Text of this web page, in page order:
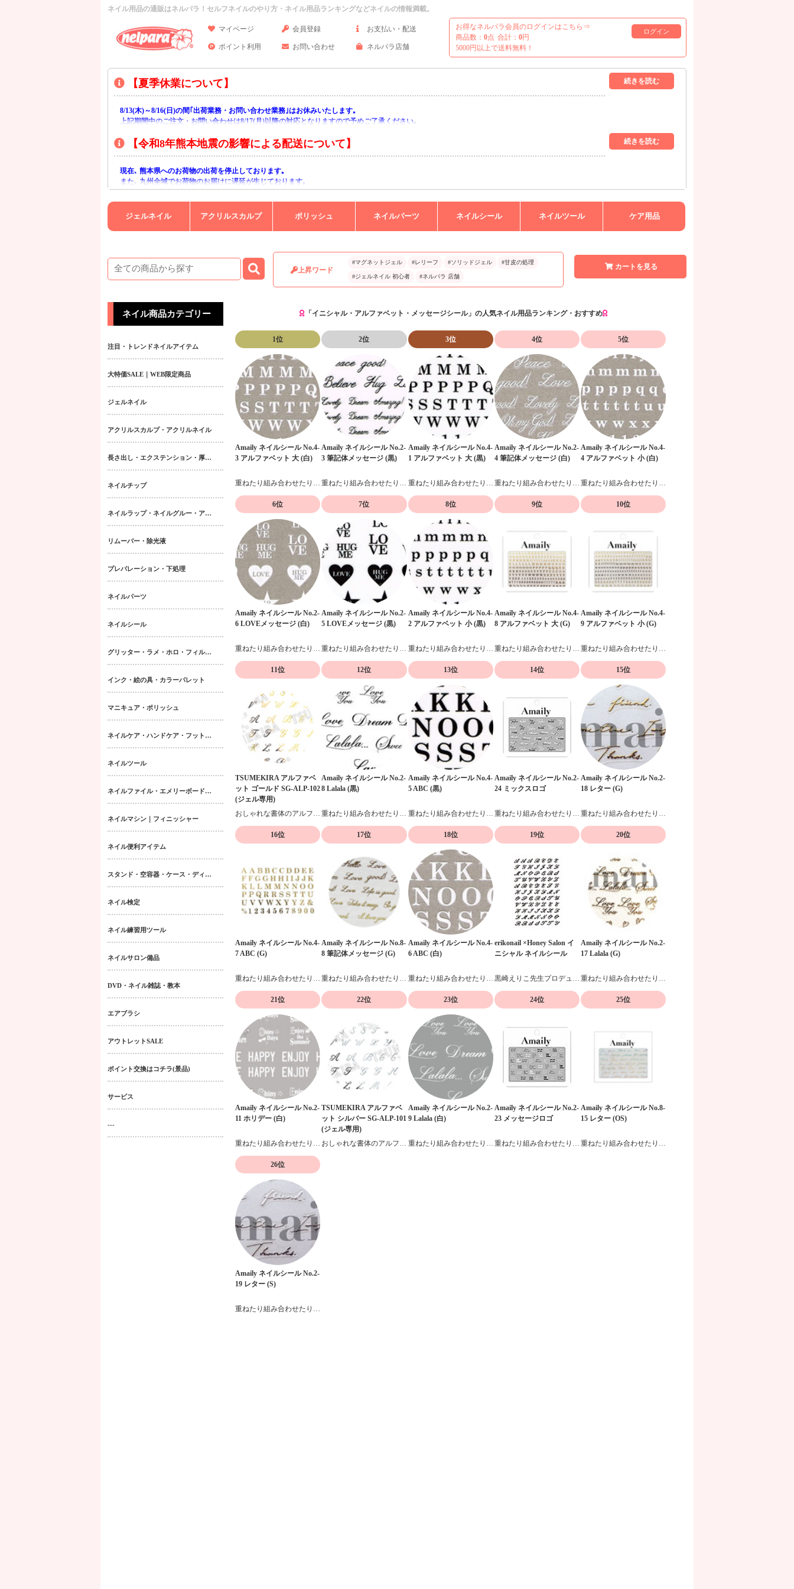
ネイル用品の通販はネルパラ！セルフネイルのやり方・ネイル用品ランキングなどネイルの情報満載。
マイページ 会員登録 お支払い・配送
ポイント利用 お問い合わせ ネルパラ店舗
お得なネルパラ会員のログインはこちら⇒
ログイン
商品数： 0点 合計： 0円
5000円以上で送料無料！
【夏季休業について】
8/13(木)～8/16(日)の間｢出荷業務・お問い合わせ業務｣はお休みいたします｡
上記期間中のご注文・お問い合わせは8/17(月)以降の対応となりますので予めご了承ください｡
【令和8年熊本地震の影響による配送について】
現在､ 熊本県へのお荷物の出荷を停止しております｡
また､ 九州全域でお荷物のお届けに遅延が生じております｡
ご不便をおかけいたしますが､ 何卒ご理解賜りますようお願い申し上げます｡
ジェルネイル アクリルスカルプ ポリッシュ ネイルパーツ ネイルシール ネイルツール ケア用品
上昇ワード
#マグネットジェル #レリーフ #ソリッドジェル #甘皮の処理
#ジェルネイル 初心者 #ネルパラ 店舗
カートを見る
ネイル商品カテゴリー
注目・トレンドネイルアイテム
大特価SALE｜WEB限定商品
ジェルネイル
アクリルスカルプ・アクリルネイル
長さ出し・エクステンション・厚み出しアイテム
ネイルチップ
ネイルラップ・ネイルグルー・アクティベーター・フィラー
リムーバー・除光液
プレパレーション・下処理
ネイルパーツ
ネイルシール
グリッター・ラメ・ホロ・フィルム・パウダー｜ネイルパーツ
インク・絵の具・カラーパレット
マニキュア・ポリッシュ
ネイルケア・ハンドケア・フットケア・ボディケア
ネイルツール
ネイルファイル・エメリーボード・シャイナー
ネイルマシン｜フィニッシャー
ネイル便利アイテム
スタンド・空容器・ケース・ディスペンサー類
ネイル検定
ネイル練習用ツール
ネイルサロン備品
DVD・ネイル雑誌・教本
エアブラシ
アウトレットSALE
ポイント交換はコチラ(景品)
サービス
---
「イニシャル・アルファベット・メッセージシール」の人気ネイル用品ランキング・おすすめ
1位
Amaily ネイルシール No.4-
3 アルファベット 大 (白)
重ねたり組み合わせたりデザイン自在の貼るだけネイルシール
2位
Amaily ネイルシール No.2-
3 筆記体メッセージ (黒)
重ねたり組み合わせたりデザイン自在の貼るだけネイルシール
3位
Amaily ネイルシール No.4-
1 アルファベット 大 (黒)
重ねたり組み合わせたりデザイン自在の貼るだけネイルシール
4位
Amaily ネイルシール No.2-
4 筆記体メッセージ (白)
重ねたり組み合わせたりデザイン自在の貼るだけネイルシール
5位
Amaily ネイルシール No.4-
4 アルファベット 小 (白)
重ねたり組み合わせたりデザイン自在の貼るだけネイルシール
6位
Amaily ネイルシール No.2-
6 LOVEメッセージ (白)
7位
Amaily ネイルシール No.2-
5 LOVEメッセージ (黒)
8位
Amaily ネイルシール No.4-
2 アルファベット 小 (黒)
9位
Amaily ネイルシール No.4-
8 アルファベット 大 (G)
10位
Amaily ネイルシール No.4-
9 アルファベット 小 (G)
11位
TSUMEKIRA アルファベ
ット ゴールド SG-ALP-102
(ジェル専用)
おしゃれな書体のアルファベットネイルシール
12位
Amaily ネイルシール No.2-
8 Lalala (黒)
重ねたり組み合わせたりデザイン自在の貼るだけネイルシール
13位
Amaily ネイルシール No.4-
5 ABC (黒)
重ねたり組み合わせたりデザイン自在の貼るだけネイルシール
14位
Amaily ネイルシール No.2-
24 ミックスロゴ
重ねたり組み合わせたりデザイン自在の貼るだけネイルシール
15位
Amaily ネイルシール No.2-
18 レター (G)
重ねたり組み合わせたりデザイン自在の貼るだけネイルシール
16位
Amaily ネイルシール No.4-
7 ABC (G)
重ねたり組み合わせたりデザイン自在の貼るだけネイルシール
17位
Amaily ネイルシール No.8-
8 筆記体メッセージ (G)
重ねたり組み合わせたりデザイン自在の貼るだけネイルシール
18位
Amaily ネイルシール No.4-
6 ABC (白)
重ねたり組み合わせたりデザイン自在の貼るだけネイルシール
19位
erikonail ×Honey Salon イ
ニシャル ネイルシール
黒崎えりこ先生プロデュース
20位
Amaily ネイルシール No.2-
17 Lalala (G)
重ねたり組み合わせたりデザイン自在の貼るだけネイルシール
21位
Amaily ネイルシール No.2-
11 ホリデー (白)
重ねたり組み合わせたりデザイン自在の貼るだけネイルシール
22位
TSUMEKIRA アルファベ
ット シルバー SG-ALP-101
(ジェル専用)
おしゃれな書体のアルファベットネイルシール
23位
Amaily ネイルシール No.2-
9 Lalala (白)
重ねたり組み合わせたりデザイン自在の貼るだけネイルシール
24位
Amaily ネイルシール No.2-
23 メッセージロゴ
重ねたり組み合わせたりデザイン自在の貼るだけネイルシール
25位
Amaily ネイルシール No.8-
15 レター (OS)
重ねたり組み合わせたりデザイン自在の貼るだけネイルシール
26位
Amaily ネイルシール No.2-
19 レター (S)